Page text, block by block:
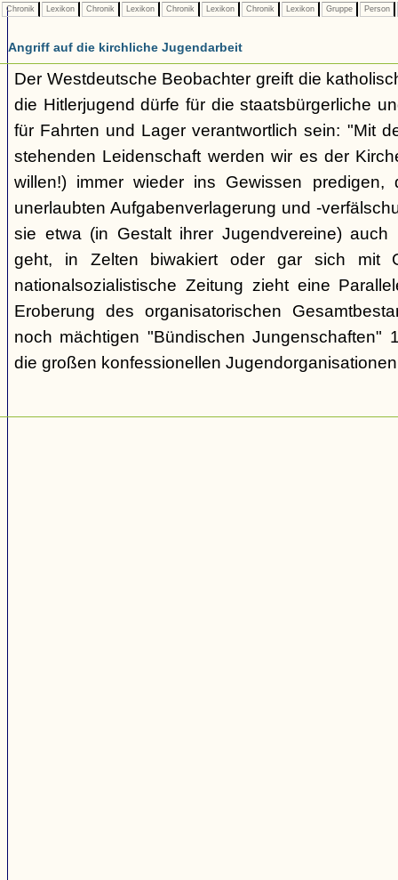
Chronik Lexikon Chronik Lexikon Chronik Lexikon Chronik Lexikon Gruppe Person
Angriff auf die kirchliche Jugendarbeit
Der Westdeutsche Beobachter greift die
die Hitlerjugend dürfe für die staatsbürgerliche
für Fahrten und Lager verantwortlich sein: "Mit
stehenden Leidenschaft werden wir es der
willen!) immer wieder ins Gewissen
unerlaubten Aufgabenverlagerung und -
sie etwa (in Gestalt ihrer Jugendvereine) auch
geht, in Zelten biwakiert oder gar sich mit
nationalsozialistische Zeitung zieht eine
Eroberung des organisatorischen
noch mächtigen "Bündischen Jungenschaften"
die großen konfessionellen